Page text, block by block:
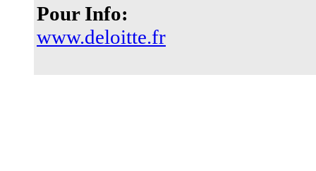
Pour Info:
www.deloitte.fr